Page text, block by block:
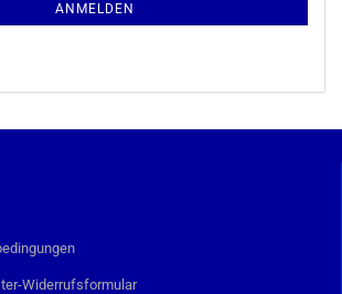
ANMELDEN
Widerrufsformular